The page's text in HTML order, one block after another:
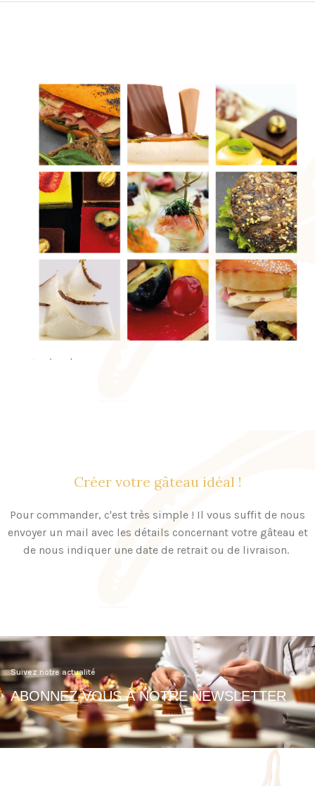
Créer votre gâteau idéal !
Pour commander, c'est très simple ! Il vous suffit de nous
envoyer un mail avec les détails concernant votre gâteau et
de nous indiquer une date de retrait ou de livraison.
Suivez notre actualité
ABONNEZ-VOUS À NOTRE NEWSLETTER